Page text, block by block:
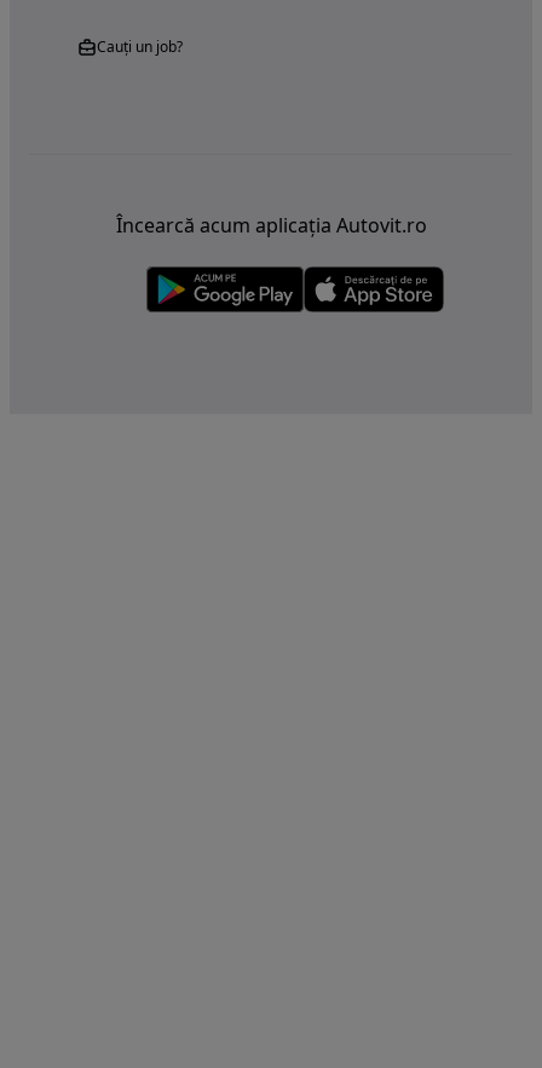
Cauți un job?
Încearcă acum aplicația Autovit.ro